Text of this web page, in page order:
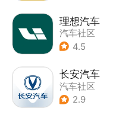
理想汽车
汽车社区
4.5
长安汽车
汽车社区
2.9